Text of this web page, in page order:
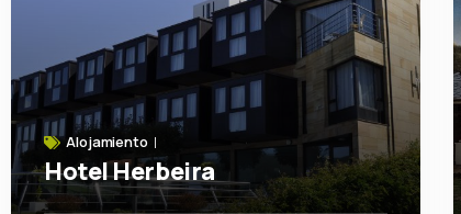
Alojamiento
Hotel Herbeira
Cedro